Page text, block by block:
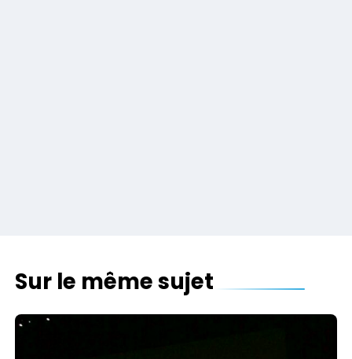
Sur le même sujet